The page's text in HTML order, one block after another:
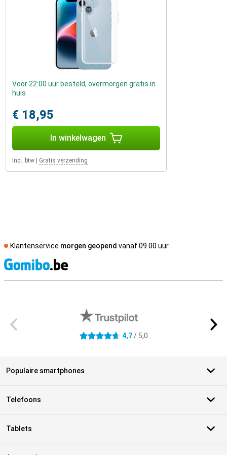
Voor 22:00 uur besteld, overmorgen gratis in
huis
€ 18,95
In winkelwagen
Incl. btw Gratis verzending
Klantenservice morgen geopend vanaf 09.00 uur
4.7 sterren 4,7/ 5,0
Populaire smartphones
Telefoons
Tablets